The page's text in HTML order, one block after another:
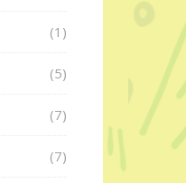
(1)
(5)
(7)
(7)